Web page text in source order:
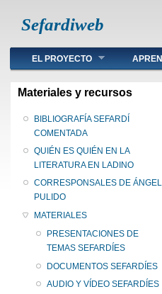
Sefardiweb
Main menu
EL PROYECTO
Materiales y recursos
BIBLIOGRAFÍA SEFARDÍ
COMENTADA
QUIÉN ES QUIÉN EN LA
LITERATURA EN LADINO
CORRESPONSALES DE ÁNGEL
PULIDO
MATERIALES
PRESENTACIONES DE
TEMAS SEFARDÍES
DOCUMENTOS SEFARDÍES
AUDIO Y VÍDEO SEFARDÍES